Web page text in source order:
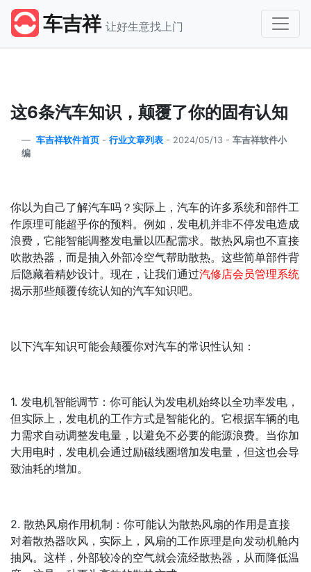
车吉祥 让好生意找上门
这6条汽车知识，颠覆了你的固有认知
车吉祥软件首页 - 行业文章列表 - 2024/05/13 - 车吉祥软件小
编
你以为自己了解汽车吗？实际上，汽车的许多系统和部件工
作原理可能超乎你的预料。例如，发电机并非不停发电造成
浪费，它能智能调整发电量以匹配需求。散热风扇也不直接
吹散热器，而是抽入外部冷空气帮助散热。这些简单部件背
后隐藏着精妙设计。现在，让我们通过汽修店会员管理系统
揭示那些颠覆传统认知的汽车知识吧。
以下汽车知识可能会颠覆你对汽车的常识性认知：
1. 发电机智能调节：你可能认为发电机始终以全功率发电，
但实际上，发电机的工作方式是智能化的。它根据车辆的电
力需求自动调整发电量，以避免不必要的能源浪费。当你加
大用电时，发电机会通过励磁线圈增加发电量，但这也会导
致油耗的增加。
2. 散热风扇作用机制：你可能认为散热风扇的作用是直接
对着散热器吹风，实际上，风扇的工作原理是向发动机舱内
抽风。这样，外部较冷的空气就会流经散热器，从而降低温